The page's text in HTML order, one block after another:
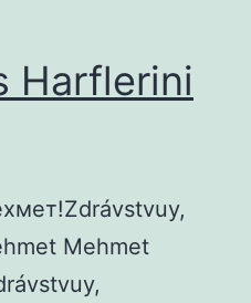
Harflerini
Mehmet